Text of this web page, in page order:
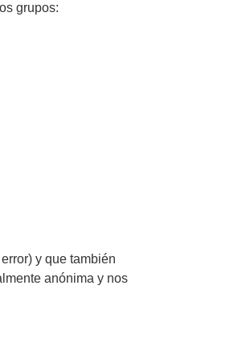
grupos:
y que también
anónima y nos